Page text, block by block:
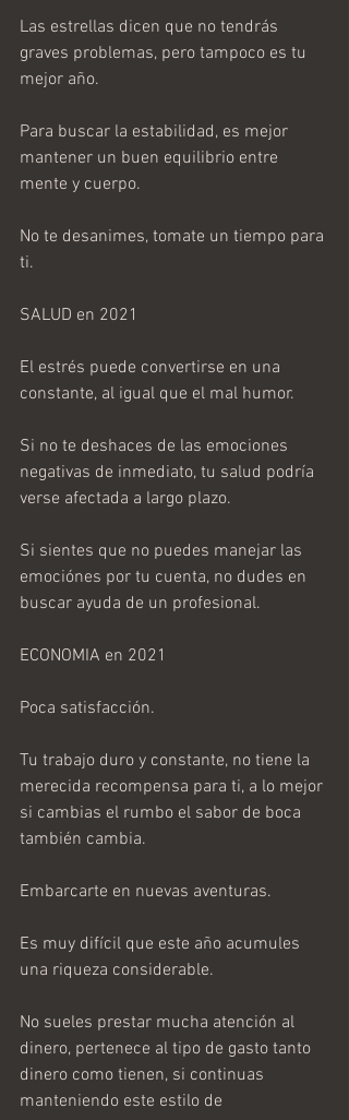
Las estrellas dicen que no tendrás
graves problemas, pero tampoco es tu
mejor año.
Para buscar la estabilidad, es mejor
mantener un buen equilibrio entre
mente y cuerpo.
No te desanimes, tomate un tiempo para
ti.
SALUD en 2021
El estrés puede convertirse en una
constante, al igual que el mal humor.
Si no te deshaces de las emociones
negativas de inmediato, tu salud podría
verse afectada a largo plazo.
Si sientes que no puedes manejar las
emociónes por tu cuenta, no dudes en
buscar ayuda de un profesional.
ECONOMIA en 2021
Poca satisfacción.
Tu trabajo duro y constante, no tiene la
merecida recompensa para ti, a lo mejor
si cambias el rumbo el sabor de boca
también cambia.
Embarcarte en nuevas aventuras.
Es muy difícil que este año acumules
una riqueza considerable.
No sueles prestar mucha atención al
dinero, pertenece al tipo de gasto tanto
dinero como tienen, si continuas
manteniendo este estilo de